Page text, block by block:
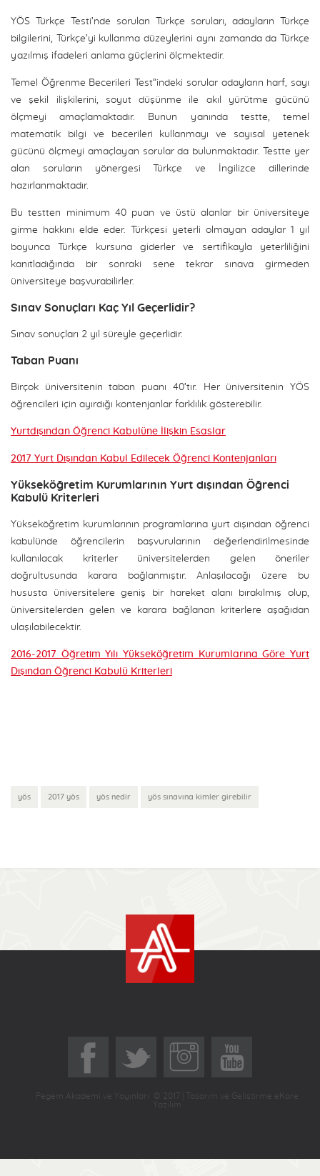
YÖS Türkçe Testi’nde sorulan Türkçe soruları, adayların Türkçe
bilgilerini, Türkçe’yi kullanma düzeylerini aynı zamanda da Türkçe
yazılmış ifadeleri anlama güçlerini ölçmektedir.
Temel Öğrenme Becerileri Test”indeki sorular adayların harf, sayı
ve şekil ilişkilerini, soyut düşünme ile akıl yürütme gücünü
ölçmeyi amaçlamaktadır. Bunun yanında testte, temel
matematik bilgi ve becerileri kullanmayı ve sayısal yetenek
gücünü ölçmeyi amaçlayan sorular da bulunmaktadır. Testte yer
alan soruların yönergesi Türkçe ve İngilizce dillerinde
hazırlanmaktadır.
Bu testten minimum 40 puan ve üstü alanlar bir üniversiteye
girme hakkını elde eder. Türkçesi yeterli olmayan adaylar 1 yıl
boyunca Türkçe kursuna giderler ve sertifikayla yeterliliğini
kanıtladığında bir sonraki sene tekrar sınava girmeden
üniversiteye başvurabilirler.
Sınav Sonuçları Kaç Yıl Geçerlidir?
Sınav sonuçları 2 yıl süreyle geçerlidir.
Taban Puanı
Birçok üniversitenin taban puanı 40’tır. Her üniversitenin YÖS
öğrencileri için ayırdığı kontenjanlar farklılık gösterebilir.
Yurtdışından Öğrenci Kabulüne İlişkin Esaslar
2017 Yurt Dışından Kabul Edilecek Öğrenci Kontenjanları
Yükseköğretim Kurumlarının Yurt dışından Öğrenci
Kabulü Kriterleri
Yükseköğretim kurumlarının programlarına yurt dışından öğrenci
kabulünde öğrencilerin başvurularının değerlendirilmesinde
kullanılacak kriterler üniversitelerden gelen öneriler
doğrultusunda karara bağlanmıştır. Anlaşılacağı üzere bu
hususta üniversitelere geniş bir hareket alanı bırakılmış olup,
üniversitelerden gelen ve karara bağlanan kriterlere aşağıdan
ulaşılabilecektir.
2016-2017 Öğretim Yılı Yükseköğretim Kurumlarına Göre Yurt
Dışından Öğrenci Kabulü Kriterleri
yös 2017 yös yös nedir yös sınavına kimler girebilir
Pegem Akademi ve Yayınları © 2017 | Tasarım ve Geliştirme eKare
Yazılım